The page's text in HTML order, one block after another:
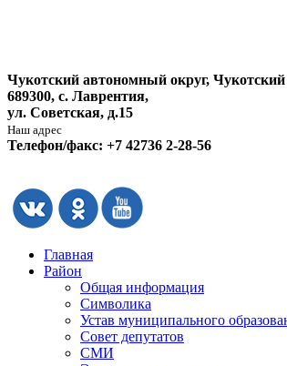
Чукотский автономный округ,
689300, с. Лаврентия,
ул. Советская, д.15
Наш адрес
Телефон/факс: +7 42736 2-28-56
Главная
Район
Общая информация
Символика
Устав муниципального
Совет депутатов
СМИ